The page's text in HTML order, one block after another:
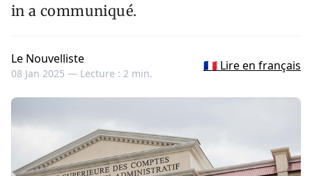
in a communiqué.
Le Nouvelliste
08 Jan 2025 — Lecture : 2 min.
🇫🇷 Lire en français